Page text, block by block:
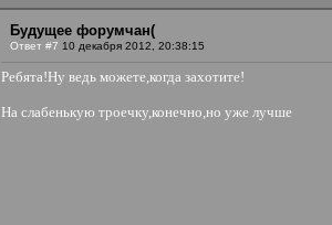
Будущее форумчан(
Ответ #7 10 декабря 2012, 20:38:15
Ребята!Ну ведь можете,когда захотите!
На слабенькую троечку,конечно,но уже лучше